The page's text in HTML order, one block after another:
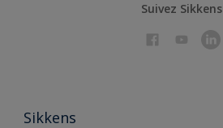
Suivez Sikkens
Sikkens